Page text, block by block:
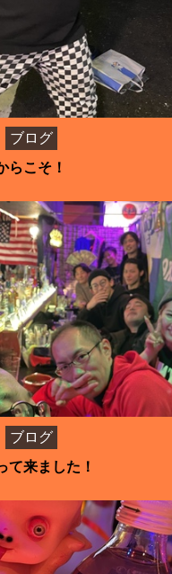
ブログ
らこそ！
ブログ
て来ました！